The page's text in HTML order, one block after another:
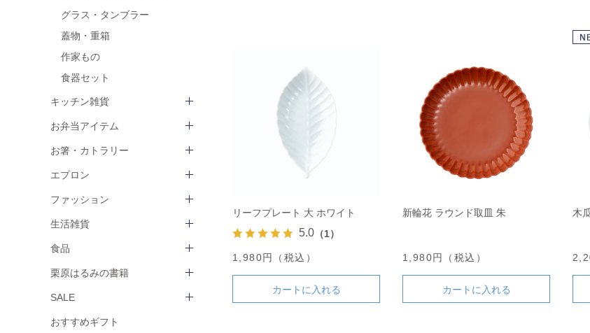
グラス・タンブラー
蓋物・重箱
作家もの
食器セット
キッチン雑貨
お弁当アイテム
お箸・カトラリー
エプロン
ファッション
生活雑貨
食品
栗原はるみの書籍
SALE
おすすめギフト
リーフプレート 大 ホワイト
5.0 （1）
1,980円（税込）
カートに入れる
新輪花 ラウンド取皿 朱
1,980円（税込）
カートに入れる
木